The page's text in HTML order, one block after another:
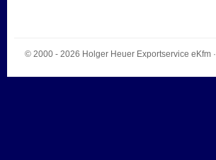
© 2000 - 2026 Holger Heuer Exportservice eKfm·